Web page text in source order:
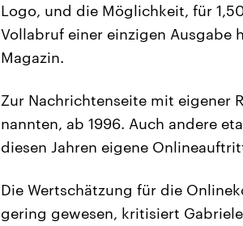
Logo, und die Möglichkeit, für
Vollabruf einer einzigen Ausgabe
Magazin.
Zur Nachrichtenseite mit eigener
nannten, ab 1996. Auch andere
diesen Jahren eigene
Die Wertschätzung für die
gering gewesen, kritisiert